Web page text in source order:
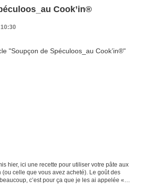
Cook’in®
hier, ici une recette pour utiliser votre pâte aux
celle que vous avez acheté). Le goût des
c’est pour ça que je les ai appelée «